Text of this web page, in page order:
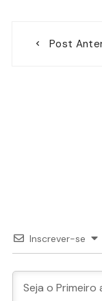
Post
Inscrever-se